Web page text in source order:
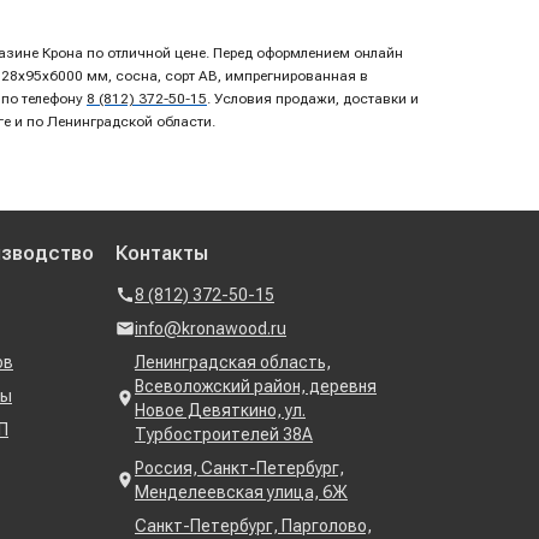
Крона по отличной цене. Перед оформлением онлайн
мм, сосна, сорт AB, импрегнированная в
телефону 8 (812) 372-50-15 . Условия продажи, доставки и
и по Ленинградской области.
Контакты
8 (812) 372-50-15
info@kronawood.ru
Ленинградская область,
Всеволожский район, деревня
Новое Девяткино, ул.
Турбостроителей 38А
Россия, Санкт-Петербург,
Менделеевская улица, 6Ж
Санкт-Петербург, Парголово,